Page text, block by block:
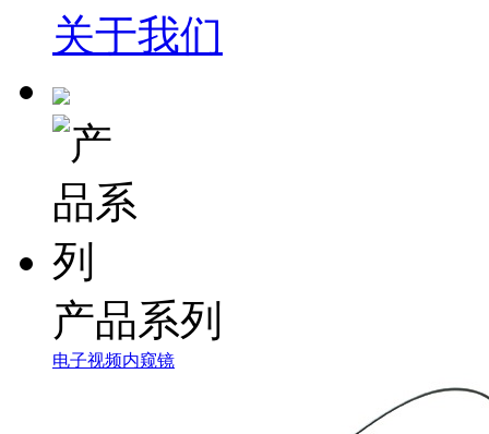
关于我们
产品系列
电子视频内窥镜